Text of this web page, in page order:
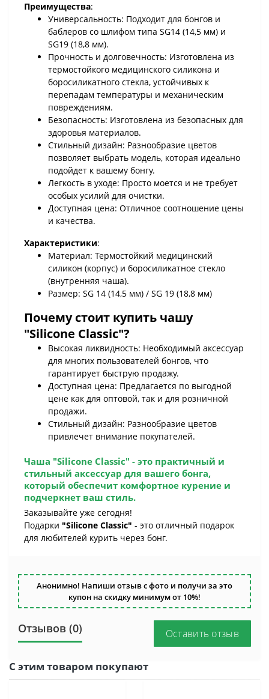
Преимущества:
Универсальность: Подходит для бонгов и
баблеров со шлифом типа SG14 (14,5 мм) и
SG19 (18,8 мм).
Прочность и долговечность: Изготовлена из
термостойкого медицинского силикона и
боросиликатного стекла, устойчивых к
перепадам температуры и механическим
повреждениям.
Безопасность: Изготовлена из безопасных для
здоровья материалов.
Стильный дизайн: Разнообразие цветов
позволяет выбрать модель, которая идеально
подойдет к вашему бонгу.
Легкость в уходе: Просто моется и не требует
особых усилий для очистки.
Доступная цена: Отличное соотношение цены
и качества.
Характеристики:
Материал: Термостойкий медицинский
силикон (корпус) и боросиликатное стекло
(внутренняя чаша).
Размер: SG 14 (14,5 мм) / SG 19 (18,8 мм)
Почему стоит купить чашу
"Silicone Classic"?
Высокая ликвидность: Необходимый аксессуар
для многих пользователей бонгов, что
гарантирует быструю продажу.
Доступная цена: Предлагается по выгодной
цене как для оптовой, так и для розничной
продажи.
Стильный дизайн: Разнообразие цветов
привлечет внимание покупателей.
Чаша "Silicone Classic" - это практичный и
стильный аксессуар для вашего бонга,
который обеспечит комфортное курение и
подчеркнет ваш стиль.
Заказывайте уже сегодня!
Подарки "Silicone Classic" - это отличный подарок
для любителей курить через бонг.
Анонимно! Напиши отзыв с фото и получи за это
купон на скидку минимум от 10%!
Отзывов (0) Оставить отзыв
С этим товаром покупают